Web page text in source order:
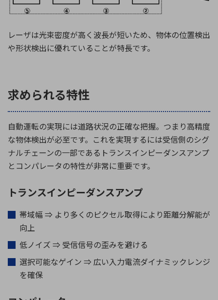
レーザは光束密度が高く波長が短いため、物体の位置検出
や形状検出に優れていることが特長です。
求められる特性
自動運転の実現には道路状況の正確な把握。つまり高精度
な物体検出が必至です。これを実現するには受信側のシグ
ナルチェーンの一部であるトランスインピーダンスアンプ
とコンパレータの特性が非常に重要です。
トランスインピーダンスアンプ
帯域幅 ⇒ より多くのピクセル取得により距離分解能が
向上
低ノイズ ⇒ 受信信号の歪みを避ける
選択可能なゲイン ⇒ 広い入力電流ダイナミックレンジ
を確保